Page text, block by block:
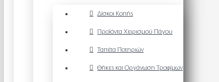
Δίσκοι Κοπής
Προϊόντα Χειρισμού Πάγου
Ταπέτα Ποτηριών
Θήκες και Οργάνωση Τροφίμων